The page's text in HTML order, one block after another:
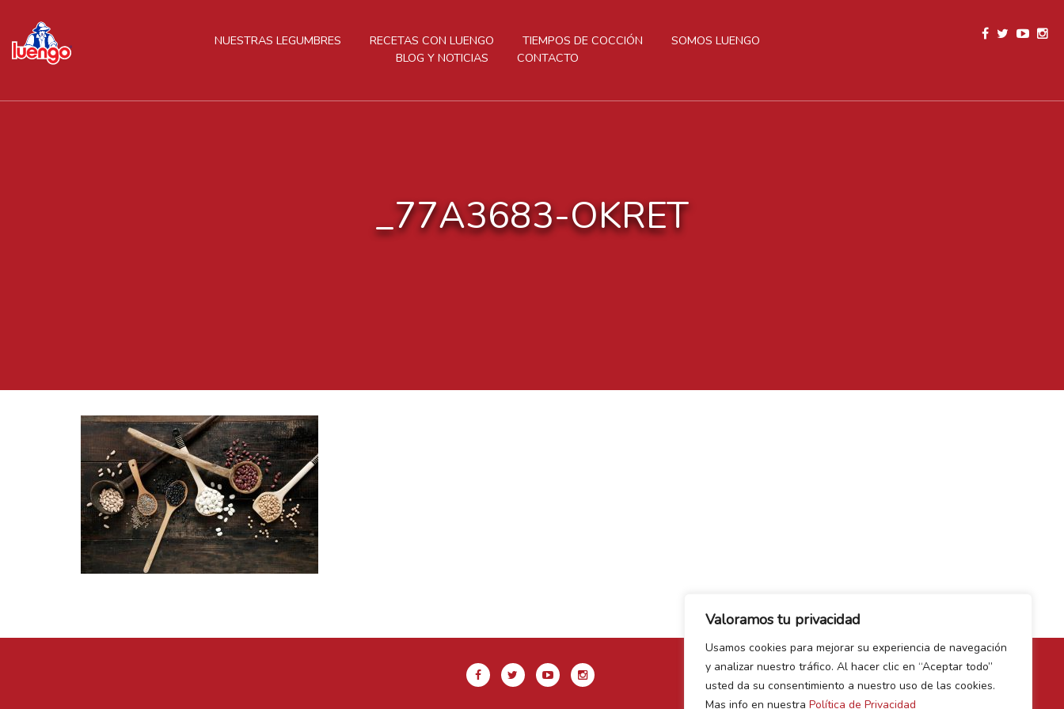
Valoramos tu privacidad
Usamos cookies para mejorar su experiencia de navegación
y analizar nuestro tráfico. Al hacer clic en “Aceptar todo”
usted da su consentimiento a nuestro uso de las cookies.
Mas info en nuestra Política de Privacidad
content
NUESTRAS LEGUMBRES RECETAS CON LUENGO TIEMPOS DE COCCIÓN
SOMOS LUENGO
BLOG Y NOTICIAS
CONTACTO
_77A3683-OKRET